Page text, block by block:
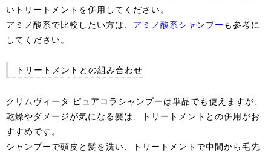
いトリートメントを併用してください。
アミノ酸系で比較したい方は、 アミノ酸系シャンプー も参考に
してください。
トリートメントとの組み合わせ
クリムヴィータ ピュアコラシャンプーは単品でも使えますが、
乾燥やダメージが気になる髪は、トリートメントとの併用がお
すすめです。
シャンプーで頭皮と髪を洗い、トリートメントで中間から毛先